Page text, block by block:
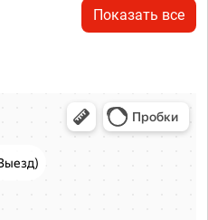
Показать все